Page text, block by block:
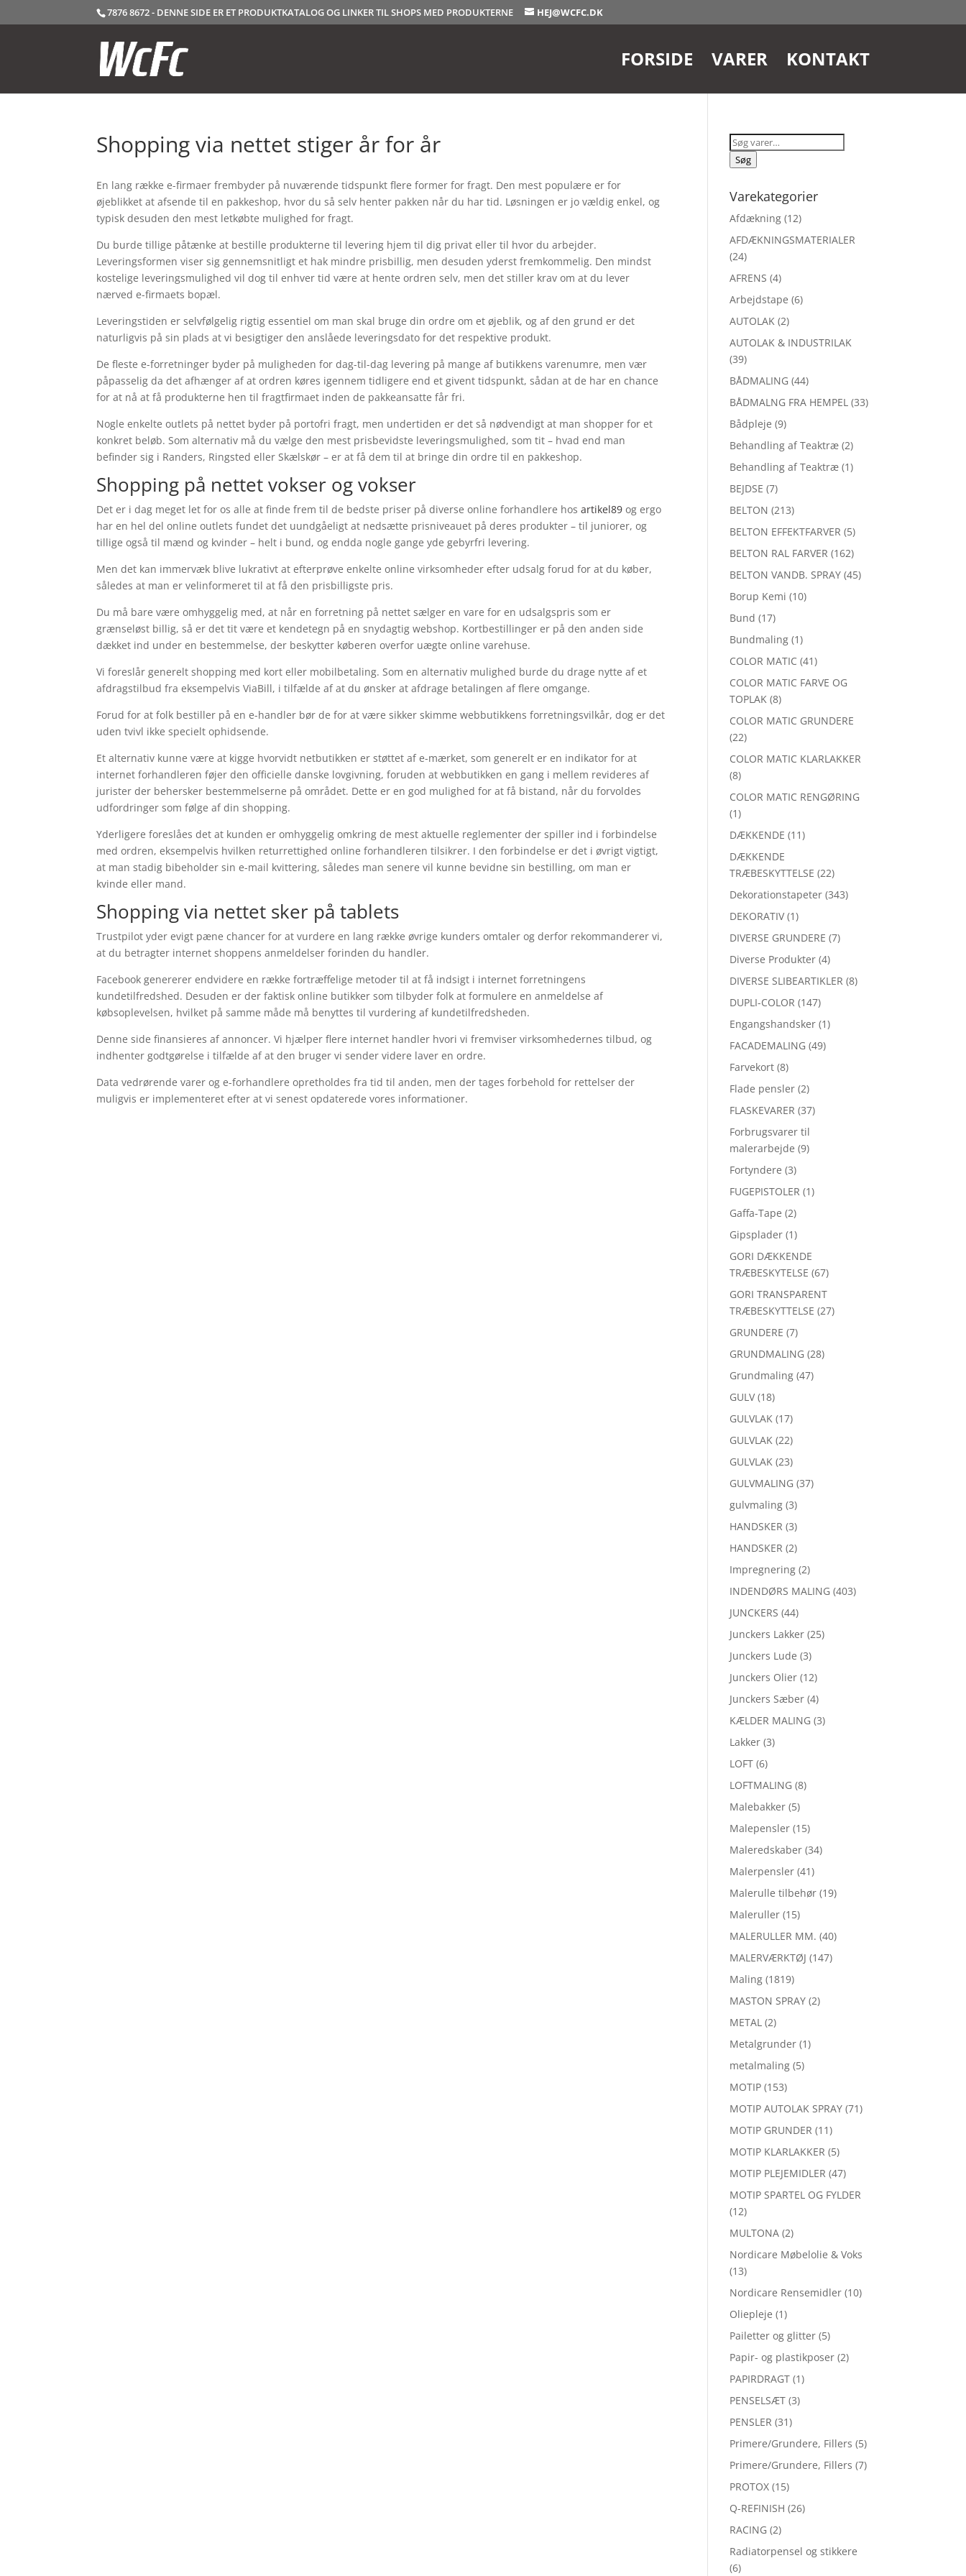
7876 8672 - DENNE SIDE ER ET PRODUKTKATALOG OG LINKER TIL SHOPS MED PRODUKTERNE HEJ@WCFC.DK
FORSIDE VARER KONTAKT
Shopping via nettet stiger år for år
En lang række e-firmaer frembyder på nuværende tidspunkt flere former for fragt. Den mest populære er for
øjeblikket at afsende til en pakkeshop, hvor du så selv henter pakken når du har tid. Løsningen er jo vældig enkel, og
typisk desuden den mest letkøbte mulighed for fragt.
Du burde tillige påtænke at bestille produkterne til levering hjem til dig privat eller til hvor du arbejder.
Leveringsformen viser sig gennemsnitligt et hak mindre prisbillig, men desuden yderst fremkommelig. Den mindst
kostelige leveringsmulighed vil dog til enhver tid være at hente ordren selv, men det stiller krav om at du lever
nærved e-firmaets bopæl.
Leveringstiden er selvfølgelig rigtig essentiel om man skal bruge din ordre om et øjeblik, og af den grund er det
naturligvis på sin plads at vi besigtiger den anslåede leveringsdato for det respektive produkt.
De fleste e-forretninger byder på muligheden for dag-til-dag levering på mange af butikkens varenumre, men vær
påpasselig da det afhænger af at ordren køres igennem tidligere end et givent tidspunkt, sådan at de har en chance
for at nå at få produkterne hen til fragtfirmaet inden de pakkeansatte får fri.
Nogle enkelte outlets på nettet byder på portofri fragt, men undertiden er det så nødvendigt at man shopper for et
konkret beløb. Som alternativ må du vælge den mest prisbevidste leveringsmulighed, som tit – hvad end man
befinder sig i Randers, Ringsted eller Skælskør – er at få dem til at bringe din ordre til en pakkeshop.
Shopping på nettet vokser og vokser
Det er i dag meget let for os alle at finde frem til de bedste priser på diverse online forhandlere hosartikel89 og ergo
har en hel del online outlets fundet det uundgåeligt at nedsætte prisniveauet på deres produkter – til juniorer, og
tillige også til mænd og kvinder – helt i bund, og endda nogle gange yde gebyrfri levering.
Men det kan immervæk blive lukrativt at efterprøve enkelte online virksomheder efter udsalg forud for at du køber,
således at man er velinformeret til at få den prisbilligste pris.
Du må bare være omhyggelig med, at når en forretning på nettet sælger en vare for en udsalgspris som er
grænseløst billig, så er det tit være et kendetegn på en snydagtig webshop. Kortbestillinger er på den anden side
dækket ind under en bestemmelse, der beskytter køberen overfor uægte online varehuse.
Vi foreslår generelt shopping med kort eller mobilbetaling. Som en alternativ mulighed burde du drage nytte af et
afdragstilbud fra eksempelvis ViaBill, i tilfælde af at du ønsker at afdrage betalingen af flere omgange.
Forud for at folk bestiller på en e-handler bør de for at være sikker skimme webbutikkens forretningsvilkår, dog er det
uden tvivl ikke specielt ophidsende.
Et alternativ kunne være at kigge hvorvidt netbutikken er støttet af e-mærket, som generelt er en indikator for at
internet forhandleren føjer den officielle danske lovgivning, foruden at webbutikken en gang i mellem revideres af
jurister der behersker bestemmelserne på området. Dette er en god mulighed for at få bistand, når du forvoldes
udfordringer som følge af din shopping.
Yderligere foreslåes det at kunden er omhyggelig omkring de mest aktuelle reglementer der spiller ind i forbindelse
med ordren, eksempelvis hvilken returrettighed online forhandleren tilsikrer. I den forbindelse er det i øvrigt vigtigt,
at man stadig bibeholder sin e-mail kvittering, således man senere vil kunne bevidne sin bestilling, om man er
kvinde eller mand.
Shopping via nettet sker på tablets
Trustpilot yder evigt pæne chancer for at vurdere en lang række øvrige kunders omtaler og derfor rekommanderer vi,
at du betragter internet shoppens anmeldelser forinden du handler.
Facebook genererer endvidere en række fortræffelige metoder til at få indsigt i internet forretningens
kundetilfredshed. Desuden er der faktisk online butikker som tilbyder folk at formulere en anmeldelse af
købsoplevelsen, hvilket på samme måde må benyttes til vurdering af kundetilfredsheden.
Denne side finansieres af annoncer. Vi hjælper flere internet handler hvori vi fremviser virksomhedernes tilbud, og
indhenter godtgørelse i tilfælde af at den bruger vi sender videre laver en ordre.
Data vedrørende varer og e-forhandlere opretholdes fra tid til anden, men der tages forbehold for rettelser der
muligvis er implementeret efter at vi senest opdaterede vores informationer.
Søg
efter:
Søg
Varekategorier
Afdækning (12)
AFDÆKNINGSMATERIALER
(24)
AFRENS (4)
Arbejdstape (6)
AUTOLAK (2)
AUTOLAK & INDUSTRILAK
(39)
BÅDMALING (44)
BÅDMALNG FRA HEMPEL (33)
Bådpleje (9)
Behandling af Teaktræ (2)
Behandling af Teaktræ (1)
BEJDSE (7)
BELTON (213)
BELTON EFFEKTFARVER (5)
BELTON RAL FARVER (162)
BELTON VANDB. SPRAY (45)
Borup Kemi (10)
Bund (17)
Bundmaling (1)
COLOR MATIC (41)
COLOR MATIC FARVE OG
TOPLAK (8)
COLOR MATIC GRUNDERE
(22)
COLOR MATIC KLARLAKKER
(8)
COLOR MATIC RENGØRING
(1)
DÆKKENDE (11)
DÆKKENDE
TRÆBESKYTTELSE (22)
Dekorationstapeter (343)
DEKORATIV (1)
DIVERSE GRUNDERE (7)
Diverse Produkter (4)
DIVERSE SLIBEARTIKLER (8)
DUPLI-COLOR (147)
Engangshandsker (1)
FACADEMALING (49)
Farvekort (8)
Flade pensler (2)
FLASKEVARER (37)
Forbrugsvarer til
malerarbejde (9)
Fortyndere (3)
FUGEPISTOLER (1)
Gaffa-Tape (2)
Gipsplader (1)
GORI DÆKKENDE
TRÆBESKYTELSE (67)
GORI TRANSPARENT
TRÆBESKYTTELSE (27)
GRUNDERE (7)
GRUNDMALING (28)
Grundmaling (47)
GULV (18)
GULVLAK (17)
GULVLAK (22)
GULVLAK (23)
GULVMALING (37)
gulvmaling (3)
HANDSKER (3)
HANDSKER (2)
Impregnering (2)
INDENDØRS MALING (403)
JUNCKERS (44)
Junckers Lakker (25)
Junckers Lude (3)
Junckers Olier (12)
Junckers Sæber (4)
KÆLDER MALING (3)
Lakker (3)
LOFT (6)
LOFTMALING (8)
Malebakker (5)
Malepensler (15)
Maleredskaber (34)
Malerpensler (41)
Malerulle tilbehør (19)
Maleruller (15)
MALERULLER MM. (40)
MALERVÆRKTØJ (147)
Maling (1819)
MASTON SPRAY (2)
METAL (2)
Metalgrunder (1)
metalmaling (5)
MOTIP (153)
MOTIP AUTOLAK SPRAY (71)
MOTIP GRUNDER (11)
MOTIP KLARLAKKER (5)
MOTIP PLEJEMIDLER (47)
MOTIP SPARTEL OG FYLDER
(12)
MULTONA (2)
Nordicare Møbelolie & Voks
(13)
Nordicare Rensemidler (10)
Oliepleje (1)
Pailetter og glitter (5)
Papir- og plastikposer (2)
PAPIRDRAGT (1)
PENSELSÆT (3)
PENSLER (31)
Primere/Grundere, Fillers (5)
Primere/Grundere, Fillers (7)
PROTOX (15)
Q-REFINISH (26)
RACING (2)
Radiatorpensel og stikkere
(6)